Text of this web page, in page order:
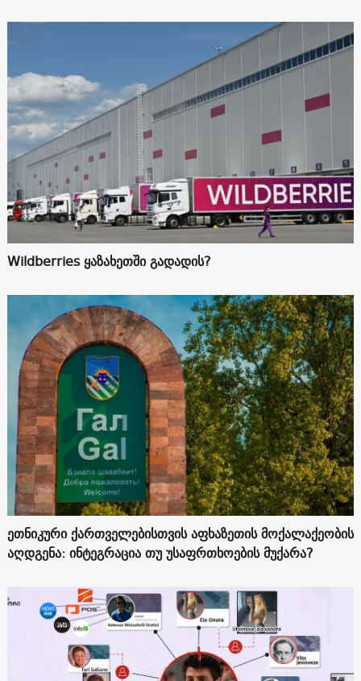
Wildberries ყაზახეთში გადადის?
ეთნიკური ქართველებისთვის აფხაზეთის მოქალაქეობის
აღდგენა: ინტეგრაცია თუ უსაფრთხოების მუქარა?